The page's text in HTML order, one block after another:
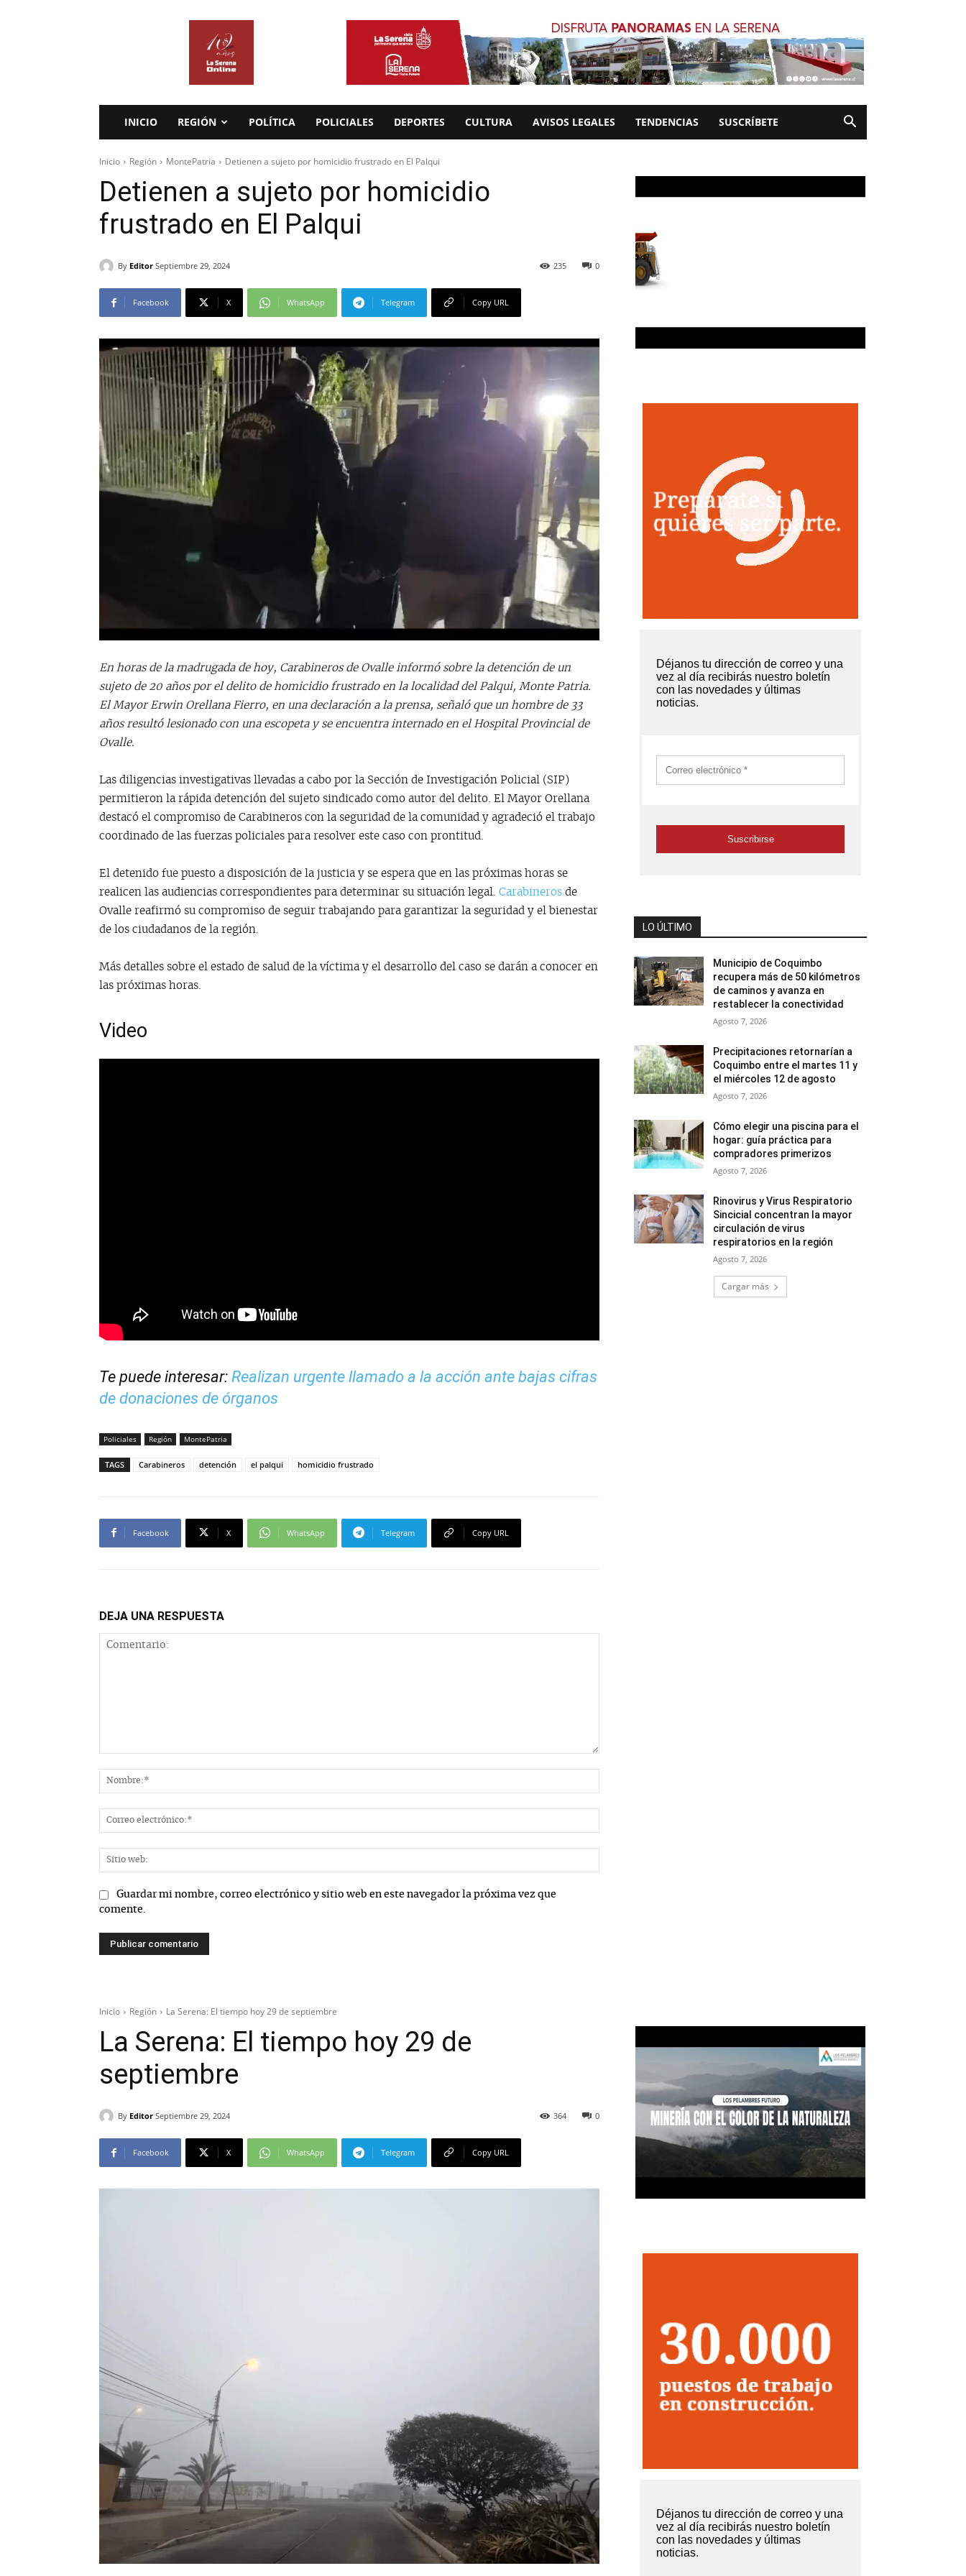
INICIO REGIÓN POLÍTICA POLICIALES DEPORTES CULTURA AVISOS LEGALES TENDENCIAS SUSCRÍBETE
Inicio Región MontePatria Detienen a sujeto por homicidio frustrado en El Palqui
Detienen a sujeto por homicidio
frustrado en El Palqui
By Editor Septiembre 29, 2024 0
235
Facebook X WhatsApp Telegram Copy URL
En horas de la madrugada de hoy, Carabineros de Ovalle informó sobre la detención de un
sujeto de 20 años por el delito de homicidio frustrado en la localidad del Palqui, Monte Patria.
El Mayor Erwin Orellana Fierro, en una declaración a la prensa, señaló que un hombre de 33
años resultó lesionado con una escopeta y se encuentra internado en el Hospital Provincial de
Ovalle.
Las diligencias investigativas llevadas a cabo por la Sección de Investigación Policial (SIP)
permitieron la rápida detención del sujeto sindicado como autor del delito. El Mayor Orellana
destacó el compromiso de Carabineros con la seguridad de la comunidad y agradeció el trabajo
coordinado de las fuerzas policiales para resolver este caso con prontitud.
El detenido fue puesto a disposición de la justicia y se espera que en las próximas horas se
realicen las audiencias correspondientes para determinar su situación legal. Carabineros de
Ovalle reafirmó su compromiso de seguir trabajando para garantizar la seguridad y el bienestar
de los ciudadanos de la región.
Más detalles sobre el estado de salud de la víctima y el desarrollo del caso se darán a conocer en
las próximas horas.
Video
Te puede interesar: Realizan urgente llamado a la acción ante bajas cifras
de donaciones de órganos
Policiales Región MontePatria
TAGS Carabineros detención el palqui homicidio frustrado
Facebook X WhatsApp Telegram Copy URL
DEJA UNA RESPUESTA
Guardar mi nombre, correo electrónico y sitio web en este navegador la próxima vez que
comente.
LO ÚLTIMO
Municipio de Coquimbo
recupera más de 50 kilómetros
de caminos y avanza en
restablecer la conectividad
Agosto 7, 2026
Precipitaciones retornarían a
Coquimbo entre el martes 11 y
el miércoles 12 de agosto
Agosto 7, 2026
Cómo elegir una piscina para el
hogar: guía práctica para
compradores primerizos
Agosto 7, 2026
Rinovirus y Virus Respiratorio
Sincicial concentran la mayor
circulación de virus
respiratorios en la región
Agosto 7, 2026
Cargar más